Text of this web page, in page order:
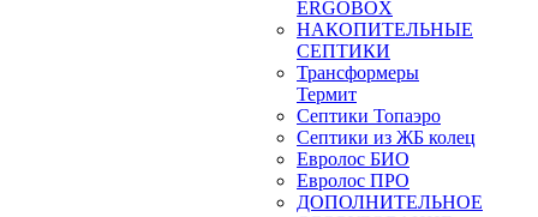
ERGOBOX
НАКОПИТЕЛЬНЫЕ
СЕПТИКИ
Трансформеры
Термит
Септики Топаэро
Септики из ЖБ колец
Евролос БИО
Евролос ПРО
ДОПОЛНИТЕЛЬНОЕ